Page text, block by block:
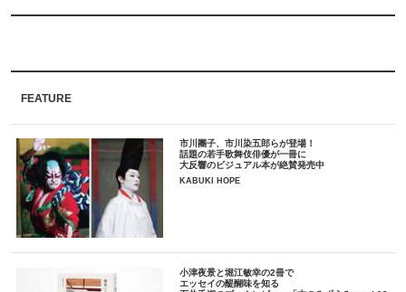
FEATURE
市川團子、市川染五郎らが登場！
話題の若手歌舞伎俳優が一冊に
大反響のビジュアル本が絶賛発売中
KABUKI HOPE
小津夜景と堀江敏幸の2冊で
エッセイの醍醐味を知る